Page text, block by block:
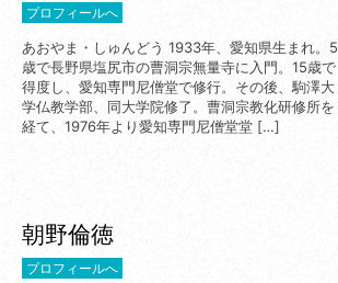
あおやま・しゅんどう 1933年、愛知県生まれ。5
歳で長野県塩尻市の曹洞宗無量寺に入門。15歳で
得度し、愛知専門尼僧堂で修行。その後、駒澤大
学仏教学部、同大学院修了。曹洞宗教化研修所を
経て、1976年より愛知専門尼僧堂堂 […]
プロフィールへ
朝野倫徳
プロフィールへ